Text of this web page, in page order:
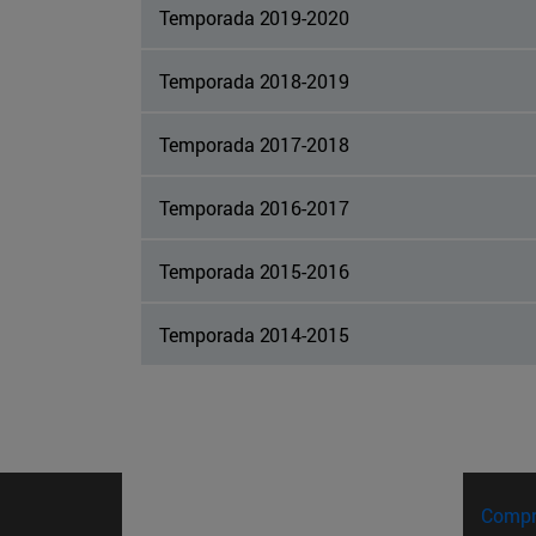
Temporada 2019-2020
Temporada 2018-2019
Temporada 2017-2018
Temporada 2016-2017
Temporada 2015-2016
Temporada 2014-2015